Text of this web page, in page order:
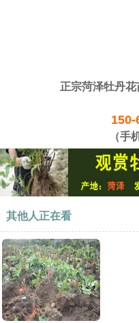
正宗菏泽牡丹
150-
（手
其他人正在看